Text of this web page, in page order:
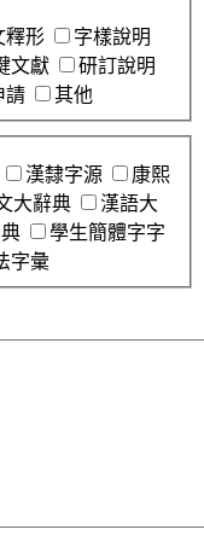
釋形
字樣說明
文獻
研訂說明
請 其他
漢隸字源
康熙
大辭典
漢語大
學生簡體字字
字彙